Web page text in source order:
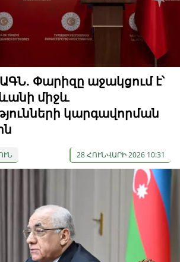
Փարիզը աջակցում է՝
միջև
կարգավորման
28 ՀՈՒՆՎԱՐԻ 2026 10:31